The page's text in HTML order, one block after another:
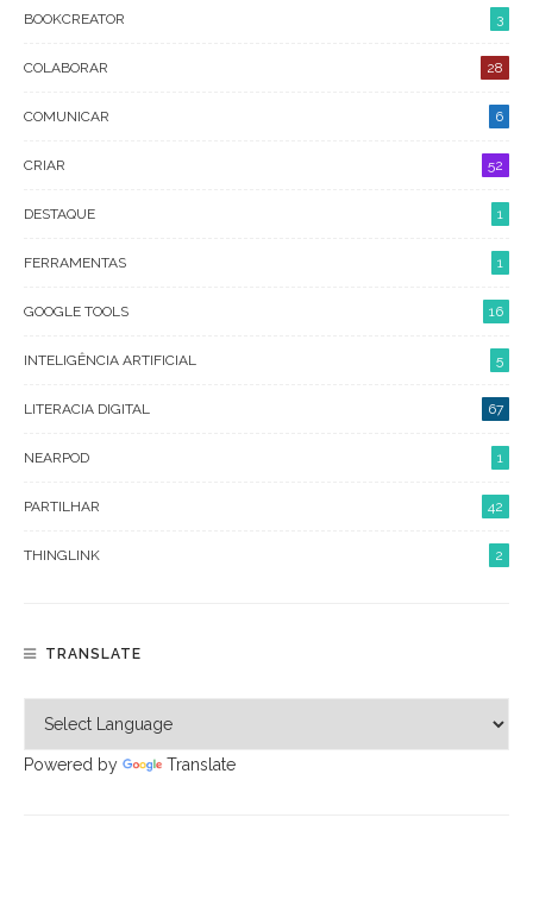
BOOKCREATOR 3
COLABORAR 28
COMUNICAR 6
CRIAR 52
DESTAQUE 1
FERRAMENTAS 1
GOOGLE TOOLS 16
INTELIGÊNCIA ARTIFICIAL 5
LITERACIA DIGITAL 67
NEARPOD 1
PARTILHAR 42
THINGLINK 2
TRANSLATE
Powered by Translate